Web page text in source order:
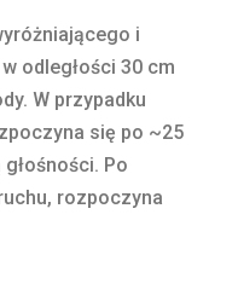
i
odległości 30 cm
W przypadku
się po ~25
Po
rozpoczyna